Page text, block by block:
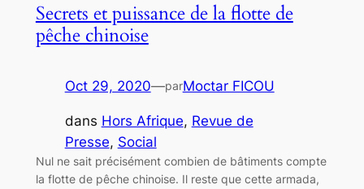
Secrets et puissance de la flotte de
pêche chinoise
Oct 29, 2020—parMoctar FICOU
dans Hors Afrique, Revue de
Presse, Social
Nul ne sait précisément combien de bâtiments compte
la flotte de pêche chinoise. Il reste que cette armada,